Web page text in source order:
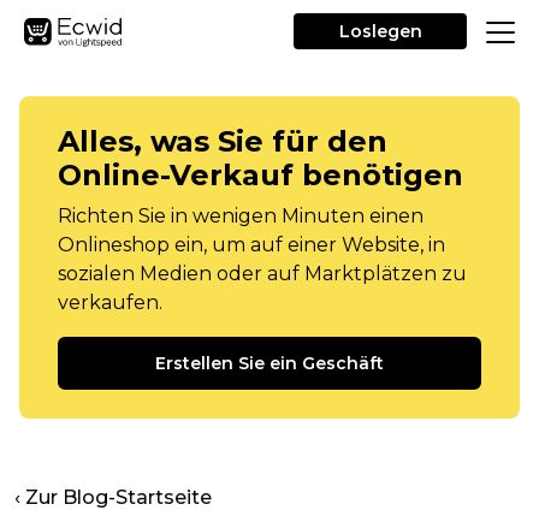
Loslegen
Alles, was Sie für den
Online-Verkauf benötigen
Richten Sie in wenigen Minuten einen
Onlineshop ein, um auf einer Website, in
sozialen Medien oder auf Marktplätzen zu
verkaufen.
Erstellen Sie ein Geschäft
‹ Zur Blog-Startseite